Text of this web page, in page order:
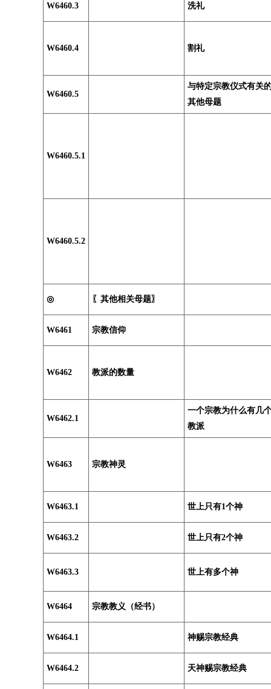
W6460.3 洗礼
W6460.4 割礼
W6460.5
与特定宗教仪式有关
其他母题
W6460.5.1
W6460.5.2
◎ 〖其他相关母题〗
W6461 宗教信仰
W6462 教派的数量
W6462.1
一个宗教为什么有几
教派
W6463 宗教神灵
W6463.1 世上只有1个神
W6463.2 世上只有2个神
W6463.3 世上有多个神
W6464 宗教教义（经书）
W6464.1 神赐宗教经典
W6464.2 天神赐宗教经典